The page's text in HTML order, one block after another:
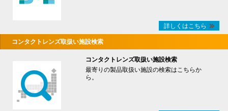
詳しくはこちら
コンタクトレンズ取扱い施設検索
コンタクトレンズ取扱い施設検索
最寄りの製品取扱い施設の検索はこちらか
ら。